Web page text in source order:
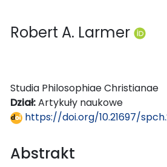
Robert A. Larmer
Studia Philosophiae Christianae
Dział:Artykuły naukowe
https://doi.org/10.21697/
Abstrakt